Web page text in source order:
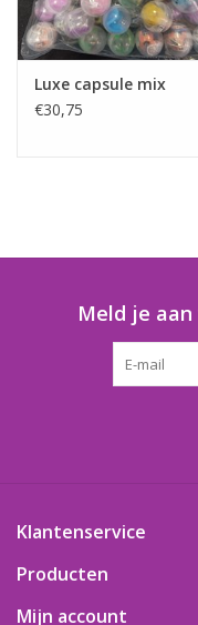
Luxe capsule mix
€30,75
Meld je
Klantenservice
Producten
Mijn account